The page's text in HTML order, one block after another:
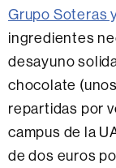
Grupo Soteras
ingredientes
desayuno
chocolate
repartidas por
campus de la
de dos euros